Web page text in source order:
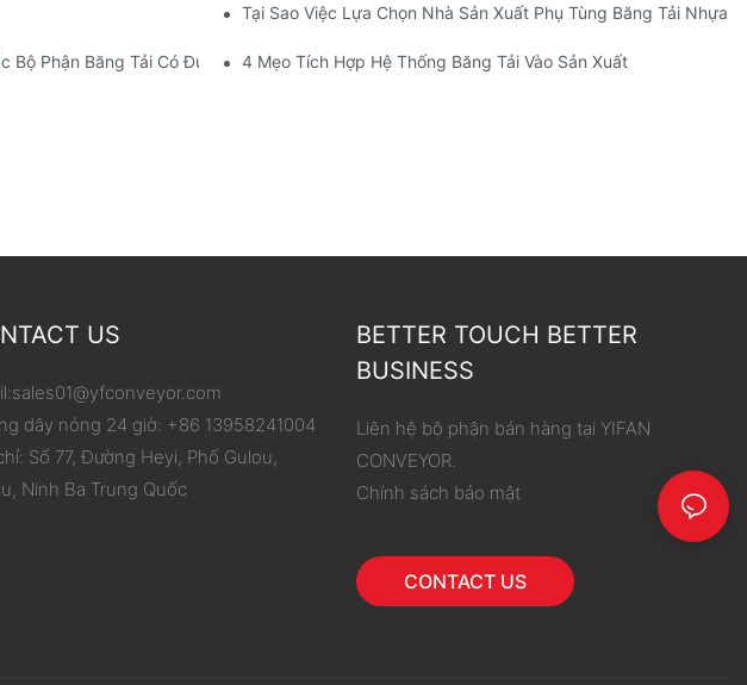
Tại Sao Việc Lựa Chọn Nhà Sản Xuất Phụ Tùng Băng Tải Nhựa
Chỉnh
Bộ Phận Băng Tải Có Đường Trượt4 Mẹo Tích Hợp Hệ Thống Băng Tải Vào Sản Xuất
US
sales01@yfconveyor.com
dây nóng 24 giờ: +86 13958241004
Số 77, Đường Heyi, Phố Gulou,
Ninh Ba Trung Quốc
BETTER TOUCH BETTER
BUSINESS
Liên hệ bộ phận bán hàng tại YIFAN
CONVEYOR.
Chính sách bảo mật
CONTACT US